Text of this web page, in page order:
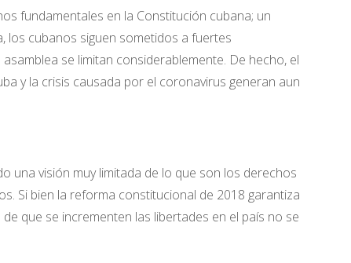
fundamentales en la Constitución cubana; un
los cubanos siguen sometidos a fuertes
se limitan considerablemente. De hecho, el
y la crisis causada por el coronavirus generan aun
una visión muy limitada de lo que son los derechos
Si bien la reforma constitucional de 2018 garantiza
que se incrementen las libertades en el país no se